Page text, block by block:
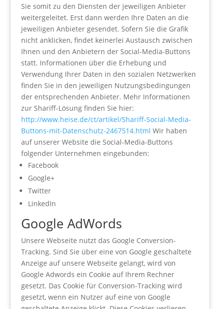
Sie somit zu den Diensten der jeweiligen Anbieter
weitergeleitet. Erst dann werden Ihre Daten an die
jeweiligen Anbieter gesendet. Sofern Sie die Grafik
nicht anklicken, findet keinerlei Austausch zwischen
Ihnen und den Anbietern der Social-Media-Buttons
statt. Informationen über die Erhebung und
Verwendung Ihrer Daten in den sozialen Netzwerken
finden Sie in den jeweiligen Nutzungsbedingungen
der entsprechenden Anbieter. Mehr Informationen
zur Shariff-Lösung finden Sie hier:
http://www.heise.de/ct/artikel/Shariff-Social-Media-
Buttons-mit-Datenschutz-2467514.html Wir haben
auf unserer Website die Social-Media-Buttons
folgender Unternehmen eingebunden:
Facebook
Google+
Twitter
LinkedIn
Google AdWords
Unsere Webseite nutzt das Google Conversion-
Tracking. Sind Sie über eine von Google geschaltete
Anzeige auf unsere Webseite gelangt, wird von
Google Adwords ein Cookie auf Ihrem Rechner
gesetzt. Das Cookie für Conversion-Tracking wird
gesetzt, wenn ein Nutzer auf eine von Google